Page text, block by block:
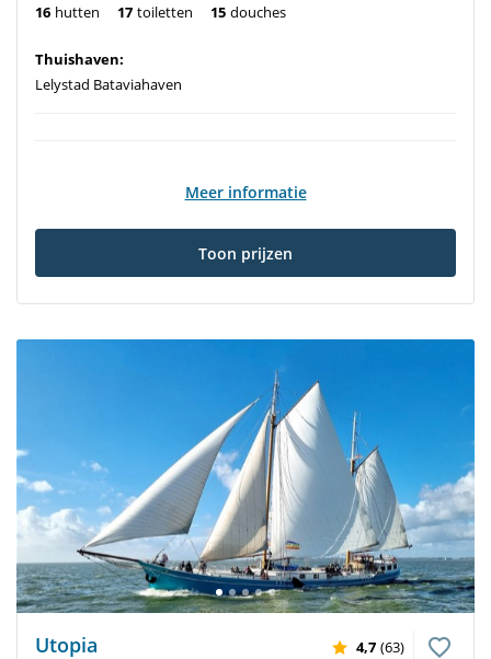
16 hutten 17 toiletten 15 douches
Thuishaven:
Lelystad Bataviahaven
Meer informatie
Toon prijzen
Utopia 4,7 (63)